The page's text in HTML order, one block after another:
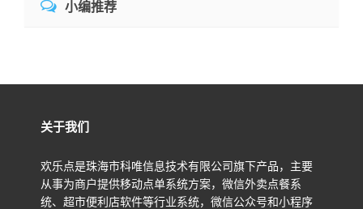
小编推荐
关于我们
欢乐点是珠海市科唯信息技术有限公司旗下产品，主要
从事为商户提供移动点单系统方案，微信外卖点餐系
统、超市便利店软件等行业系统，微信公众号和小程序